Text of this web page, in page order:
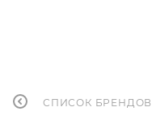
СПИСОК БРЕНДОВ